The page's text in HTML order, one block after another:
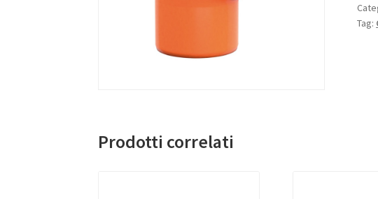
Tag:
Prodotti correlati